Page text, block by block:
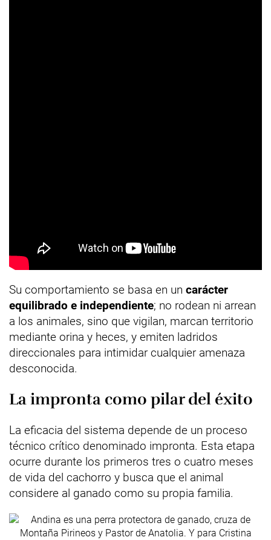
Su comportamiento se basa en un carácter
equilibrado e independiente; no rodean ni arrean
a los animales, sino que vigilan, marcan territorio
mediante orina y heces, y emiten ladridos
direccionales para intimidar cualquier amenaza
desconocida.
La impronta como pilar del éxito
La eficacia del sistema depende de un proceso
técnico crítico denominado impronta. Esta etapa
ocurre durante los primeros tres o cuatro meses
de vida del cachorro y busca que el animal
considere al ganado como su propia familia.